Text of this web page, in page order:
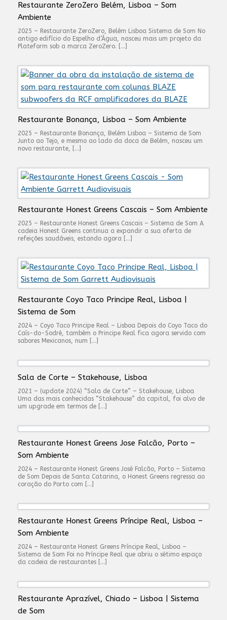
Restaurante ZeroZero Belém, Lisboa – Som
Ambiente
2025 – Restaurante ZeroZero, Belém Lisboa Sistema de Som No
antigo edifício do Espelho d’Água, nasceu mais um projeto da
Plateform sob a marca ZeroZero. […]
Restaurante Bonança, Lisboa – Som Ambiente
2025 – Restaurante Bonança, Belém Lisboa – Sistema de Som
Junto ao Tejo, e mesmo ao lado da doca de Belém, nasceu um
novo restaurante, […]
Restaurante Honest Greens Cascais – Som Ambiente
2025 – Restaurante Honest Greens Cascais – Sistema de Som A
cadeia Honest Greens continua a expandir a sua oferta de
refeições saudáveis, estando agora […]
Restaurante Coyo Taco Principe Real, Lisboa |
Sistema de Som
2024 – Coyo Taco Principe Real – Lisboa Depois do Coyo Taco do
Caís-do-Sodré, também o Principe Real fica agora servido com
sabores Mexicanos, num […]
Sala de Corte – Stakehouse, Lisboa
2021 – (update 2024) “Sala de Corte” – Stakehouse, Lisboa
Uma das mais conhecidas “Stakehouse” da capital, foi alvo de
um upgrade em termos de […]
Restaurante Honest Greens Jose Falcão, Porto –
Som Ambiente
2024 – Restaurante Honest Greens José Falcão, Porto – Sistema
de Som Depois de Santa Catarina, o Honest Greens regressa ao
coração do Porto com […]
Restaurante Honest Greens Príncipe Real, Lisboa –
Som Ambiente
2024 – Restaurante Honest Greens Príncipe Real, Lisboa –
Sistema de Som Foi no Príncipe Real que abriu o sétimo espaço
da cadeia de restaurantes […]
Restaurante Aprazível, Chiado – Lisboa | Sistema
de Som